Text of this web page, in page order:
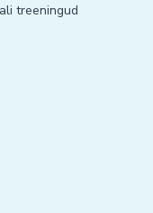
treeningud